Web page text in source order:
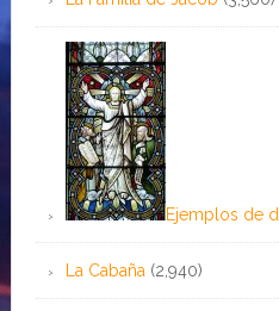
Ejemplos de
La Cabaña (2,940)